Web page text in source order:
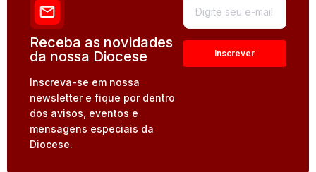
Receba as novidades
da nossa Diocese
Inscreva-se em nossa
newsletter e fique por dentro
dos avisos, eventos e
mensagens especiais da
Diocese.